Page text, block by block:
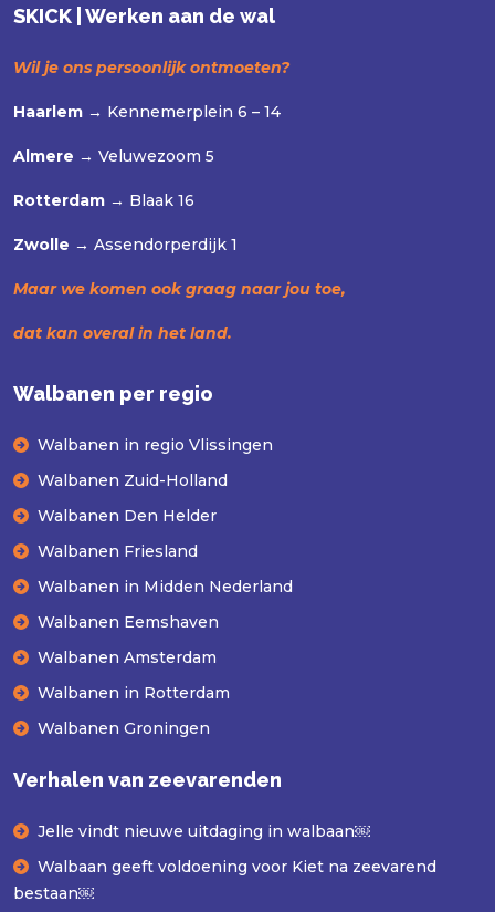
SKICK | Werken aan de wal
Wil je ons persoonlijk ontmoeten?
Haarlem → Kennemerplein 6 – 14
Almere → Veluwezoom 5
Rotterdam → Blaak 16
Zwolle → Assendorperdijk 1
Maar we komen ook graag naar jou toe,
dat kan overal in het land.
Walbanen per regio
Walbanen in regio Vlissingen
Walbanen Zuid-Holland
Walbanen Den Helder
Walbanen Friesland
Walbanen in Midden Nederland
Walbanen Eemshaven
Walbanen Amsterdam
Walbanen in Rotterdam
Walbanen Groningen
Verhalen van zeevarenden
Jelle vindt nieuwe uitdaging in walbaan￼
Walbaan geeft voldoening voor Kiet na zeevarend
bestaan￼